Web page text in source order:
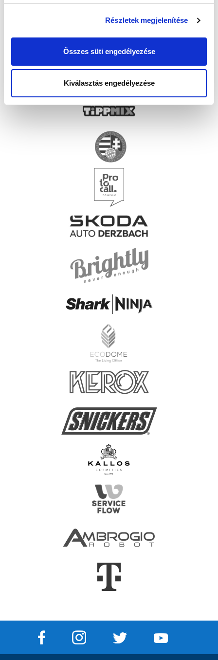
Részletek megjelenítése
Összes süti engedélyezése
Kiválasztás engedélyezése